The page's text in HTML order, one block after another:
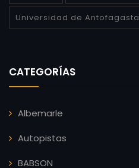
Universidad de Antofagasta
CATEGORÍAS
Albemarle
Autopistas
BABSON